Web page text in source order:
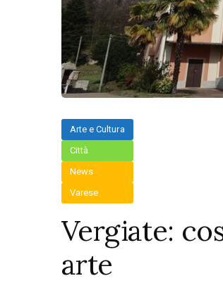
Arte e Cultura
Città
News
Varese
Vergiate:
arte